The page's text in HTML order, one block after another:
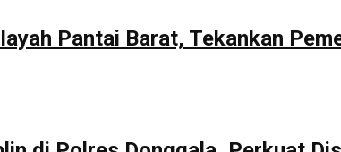
Pantai Barat, Tekankan